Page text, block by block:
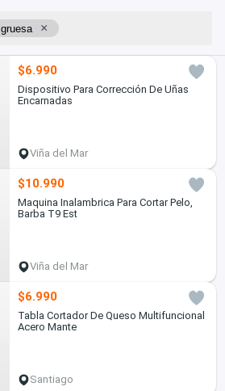
gruesa ×
$6.990
Dispositivo Para Corrección De Uñas
Encarnadas
Viña del Mar
$10.990
Maquina Inalambrica Para Cortar Pelo,
Barba T9 Est
Viña del Mar
$6.990
Tabla Cortador De Queso Multifuncional
Acero Mante
Santiago